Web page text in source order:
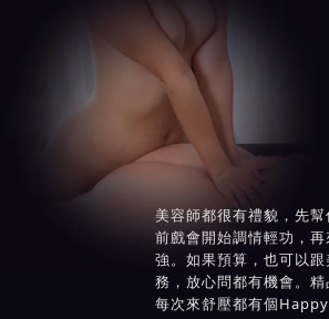
美容師都很有禮貌，先幫
前戲會開始調情輕功，
強。如果預算，也可以
務，放心問都有機會。
每次來舒壓都有個